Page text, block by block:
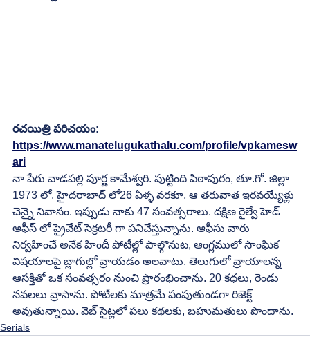
రచయిత్రి పరిచయం:
https://www.manatelugukathalu.com/profile/vpkamesw
ari
నా పేరు వాడపల్లి పూర్ణ కామేశ్వరి. పుట్టింది పిఠాపురం, తూ.గో. జిల్లా
1973 లో. హైదరాబాద్ లో26 ఏళ్ళ వరకూ, ఆ తరువాత ఇరవయ్యేళ్లు
చెన్నై నివాసం. ఇప్పుడు నాకు 47 సంవత్సరాలు. దక్షిణ రైల్వే హెడ్
ఆఫీస్ లో ప్రైవేట్ సెక్రటరీ గా పనిచేస్తున్నాను. ఆఫీసు వారు
నిర్వహించే అనేక హిందీ పోటీల్లో పాల్గొనుట, ఆంగ్లములో సాంఘిక
విషయాలపై బ్లాగుల్లో వ్రాయడం అలవాటు. తెలుగులో వ్రాయాలన్న
ఆసక్తితో ఒక సంవత్సరం నుంచి ప్రారంభించాను. 20 కధలు, రెండు
నవలలు వ్రాసాను. పోటీలకు మాత్రమే పంపుతుండగా రిజెక్ట్
అవుతున్నాయి. వెబ్ సైట్లలో పలు కథలకు, బహుమతులు పొందాను.
Serials